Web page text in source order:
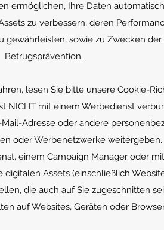
ermöglichen, Ihre Daten
zu verbessern, deren
gewährleisten, sowie zu Zwecken
Betrugsprävention.
lesen Sie bitte unsere Cookie-
NICHT mit einem Werbedienst
Adresse oder andere
oder Werbenetzwerke weitergeben.
einem Campaign Manager oder
Assets (einschließlich
die auch auf Sie zugeschnitten
auf Websites, Geräten oder